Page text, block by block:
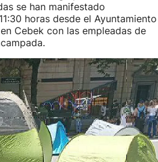
se han manifestado
horas desde el Ayuntamiento
Cebek con las empleadas de